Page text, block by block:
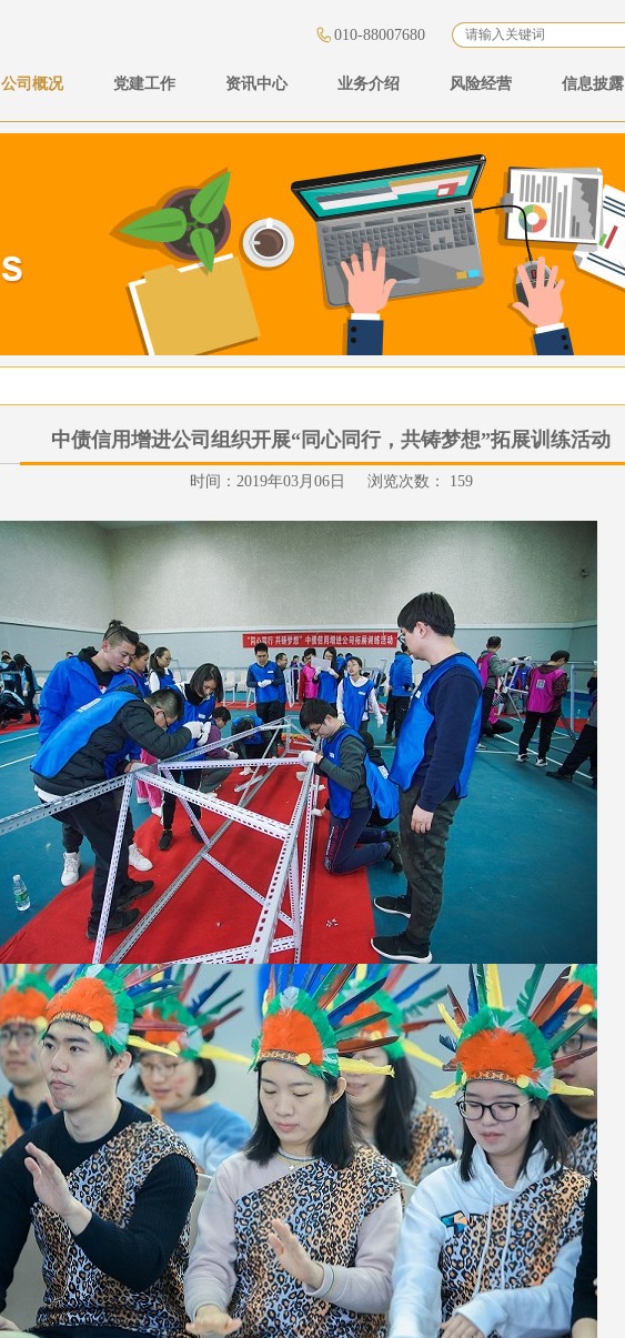
公司概况 党建工作 资讯中心 业务介绍 风险经营 信息披露
010-88007680
中债信用增进公司组织开展“同心同行，共铸梦想”拓展训练活动
时间：2019年03月06日 浏览次数： 159